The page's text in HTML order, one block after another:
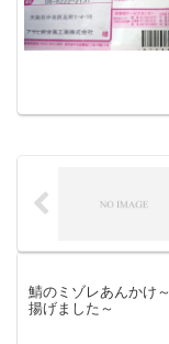
鯖のミゾレあんかけ
揚げました～